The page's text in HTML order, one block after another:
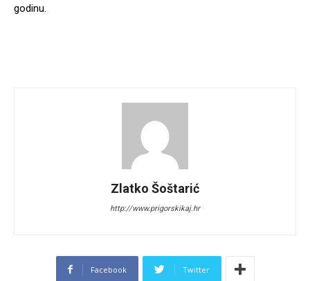
godinu.
Zlatko Šoštarić
http://www.prigorskikaj.hr
Facebook Twitter